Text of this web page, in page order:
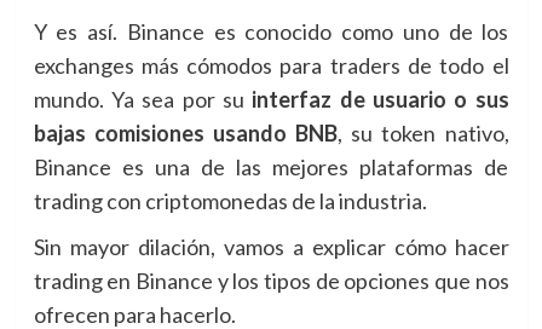
Y es así. Binance es conocido como uno de los
exchanges más cómodos para traders de todo el
mundo. Ya sea por su interfaz de usuario o sus
bajas comisiones usando BNB, su token nativo,
Binance es una de las mejores plataformas de
trading con criptomonedas de la industria.
Sin mayor dilación, vamos a explicar cómo hacer
trading en Binance y los tipos de opciones que nos
ofrecen para hacerlo.